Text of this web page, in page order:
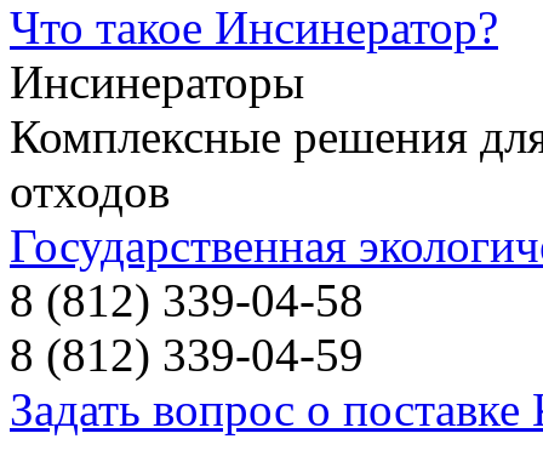
Что такое Инсинератор?
Инсинераторы
Комплексные решения
отходов
Государственная
8 (812) 339-04-58
8 (812) 339-04-59
Задать вопрос о